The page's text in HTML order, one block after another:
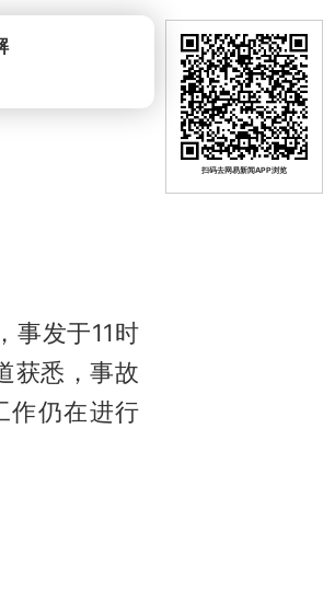
事发于11时
获悉，事故
作仍在进行
扫码去网易新闻APP浏览